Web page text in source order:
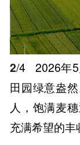
2/4
2026年
田园绿意盎
人，饱满麦
充满希望的丰